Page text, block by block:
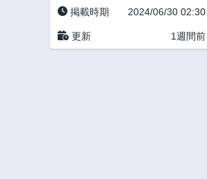
掲載時期 2024/06/30 02:30
更新 1週間前